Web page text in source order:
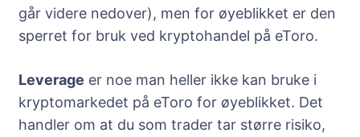
går videre nedover), men for øyeblikket er den
sperret for bruk ved kryptohandel på eToro.
Leverage er noe man heller ikke kan bruke i
kryptomarkedet på eToro for øyeblikket. Det
handler om at du som trader tar større risiko,